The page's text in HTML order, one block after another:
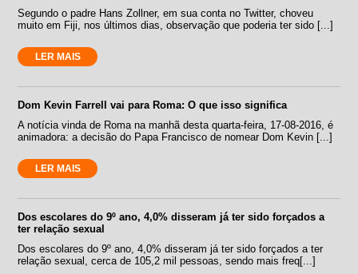
Segundo o padre Hans Zollner, em sua conta no Twitter, choveu
muito em Fiji, nos últimos dias, observação que poderia ter sido [...]
LER MAIS
Dom Kevin Farrell vai para Roma: O que isso significa
A notícia vinda de Roma na manhã desta quarta-feira, 17-08-2016, é
animadora: a decisão do Papa Francisco de nomear Dom Kevin [...]
LER MAIS
Dos escolares do 9º ano, 4,0% disseram já ter sido forçados a
ter relação sexual
Dos escolares do 9º ano, 4,0% disseram já ter sido forçados a ter
relação sexual, cerca de 105,2 mil pessoas, sendo mais freq[...]